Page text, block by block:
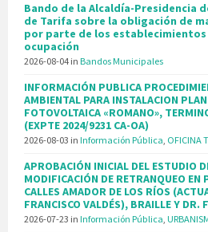
Bando de la Alcaldía-Presidencia
de Tarifa sobre la obligación de
por parte de los
ocupación
2026-08-04 in Bandos Municipales
INFORMACIÓN PUBLICA
AMBIENTAL PARA INSTALACION
FOTOVOLTAICA «ROMANO»,
(EXPTE 2024/9231 CA-OA)
2026-08-03 in Información Pública, OFICINA
APROBACIÓN INICIAL DEL ESTUDIO
MODIFICACIÓN DE RETRANQUEO EN
CALLES AMADOR DE LOS RÍOS
FRANCISCO VALDÉS), BRAILLE Y DR.
2026-07-23 in Información Pública,